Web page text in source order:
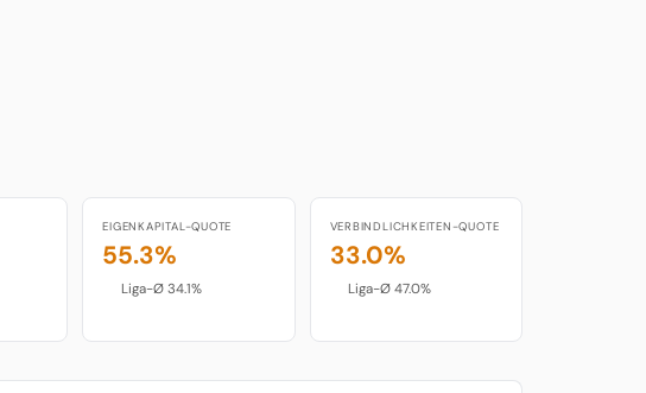
EIGENKAPITAL-QUOTE
55.3%
Liga-Ø 34.1%
VERBINDLICHKEITEN-QUOTE
33.0%
Liga-Ø 47.0%